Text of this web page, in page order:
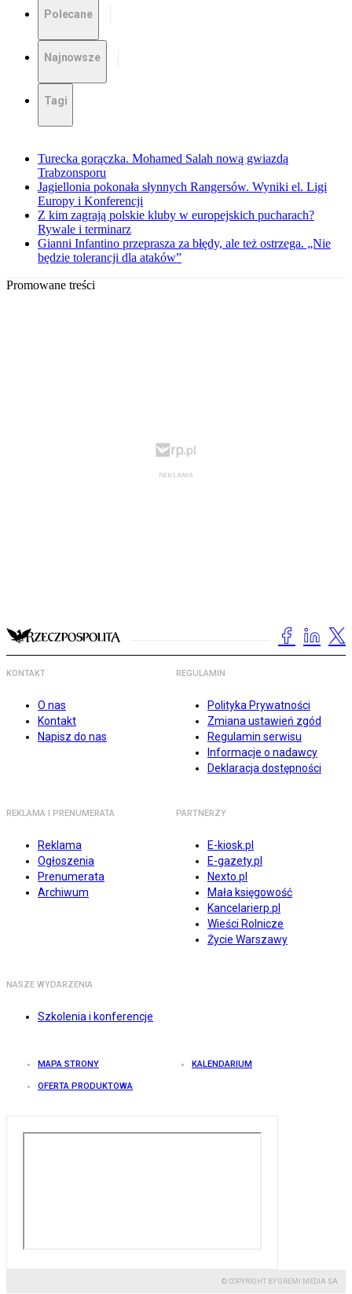
Polecane
Najnowsze
Tagi
Turecka gorączka. Mohamed Salah nową gwiazdą
Trabzonsporu
Jagiellonia pokonała słynnych Rangersów. Wyniki el. Ligi
Europy i Konferencji
Z kim zagrają polskie kluby w europejskich pucharach?
Rywale i terminarz
Gianni Infantino przeprasza za błędy, ale też ostrzega. „Nie
będzie tolerancji dla ataków”
Promowane treści
KONTAKT
O nas
Kontakt
Napisz do nas
REGULAMIN
Polityka Prywatności
Zmiana ustawień zgód
Regulamin serwisu
Informacje o nadawcy
Deklaracja dostępności
REKLAMA I PRENUMERATA
Reklama
Ogłoszenia
Prenumerata
Archiwum
PARTNERZY
E-kiosk.pl
E-gazety.pl
Nexto.pl
Mała księgowość
Kancelarierp.pl
Wieści Rolnicze
Życie Warszawy
NASZE WYDARZENIA
Szkolenia i konferencje
MAPA STRONY KALENDARIUM
OFERTA PRODUKTOWA
© COPYRIGHT BY GREMI MEDIA SA